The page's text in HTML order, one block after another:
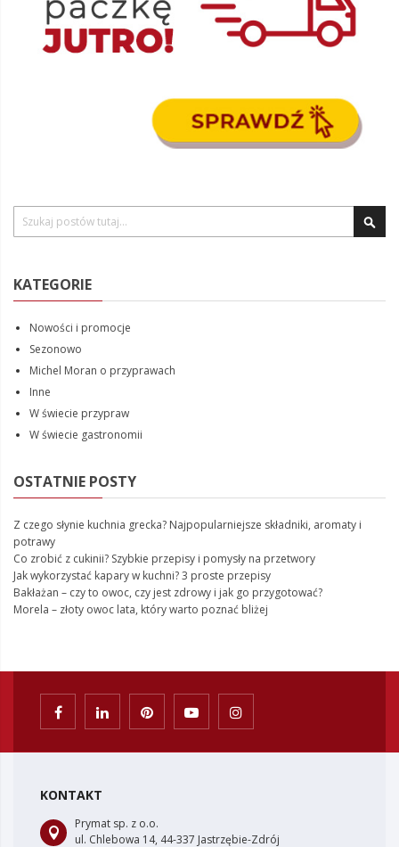
Szukaj
KATEGORIE
Nowości i promocje
Sezonowo
Michel Moran o przyprawach
Inne
W świecie przypraw
W świecie gastronomii
OSTATNIE POSTY
Z czego słynie kuchnia grecka? Najpopularniejsze składniki, aromaty i
potrawy
Co zrobić z cukinii? Szybkie przepisy i pomysły na przetwory
Jak wykorzystać kapary w kuchni? 3 proste przepisy
Bakłażan – czy to owoc, czy jest zdrowy i jak go przygotować?
Morela – złoty owoc lata, który warto poznać bliżej
KONTAKT
Prymat sp. z o.o.
ul. Chlebowa 14, 44-337 Jastrzębie-Zdrój